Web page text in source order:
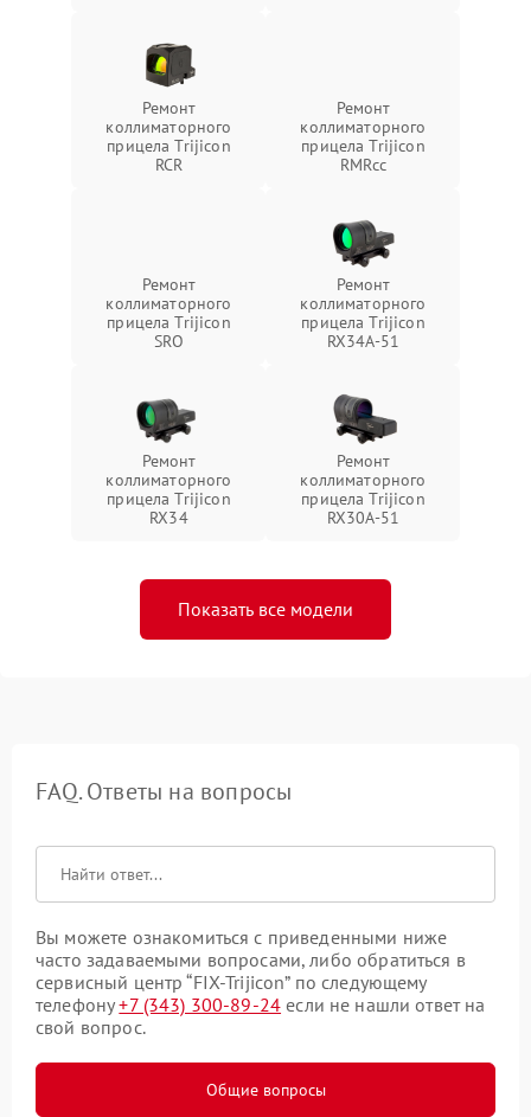
Ремонт
коллиматорного
прицела Trijicon
RCR
Ремонт
коллиматорного
прицела Trijicon
RMRcc
Ремонт
коллиматорного
прицела Trijicon
SRO
Ремонт
коллиматорного
прицела Trijicon
RX34A-51
Ремонт
коллиматорного
прицела Trijicon
RX34
Ремонт
коллиматорного
прицела Trijicon
RX30A-51
Показать все модели
FAQ. Ответы на вопросы
Вы можете ознакомиться с приведенными ниже
часто задаваемыми вопросами, либо обратиться в
сервисный центр “FIX-Trijicon” по следующему
телефону+7 (343) 300-89-24 если не нашли ответ на
свой вопрос.
Общие вопросы